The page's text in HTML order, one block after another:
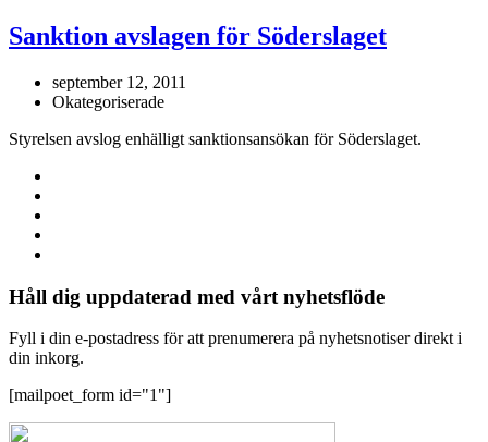
Sanktion avslagen för Söderslaget
september 12, 2011
Okategoriserade
Styrelsen avslog enhälligt sanktionsansökan för Söderslaget.
Håll dig uppdaterad med vårt nyhetsflöde
Fyll i din e-postadress för att prenumerera på nyhetsnotiser direkt i
din inkorg.
[mailpoet_form id="1"]